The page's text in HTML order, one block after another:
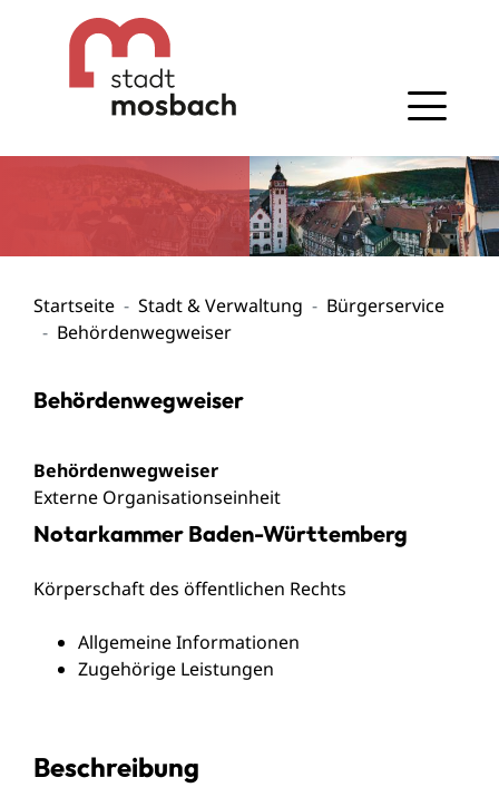
Gehe zum Navigationsbereich
Gehe zum Inhalt
Startseite Stadt & Verwaltung
Bürgerservice
Behördenwegweiser
Behördenwegweiser
Behördenwegweiser
Externe Organisationseinheit
Notarkammer Baden-Württemberg
Körperschaft des öffentlichen Rechts
Allgemeine Informationen
Zugehörige Leistungen
Beschreibung